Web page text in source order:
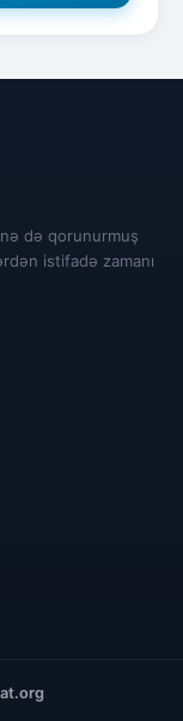
də qorunurmuş
istifadə zamanı